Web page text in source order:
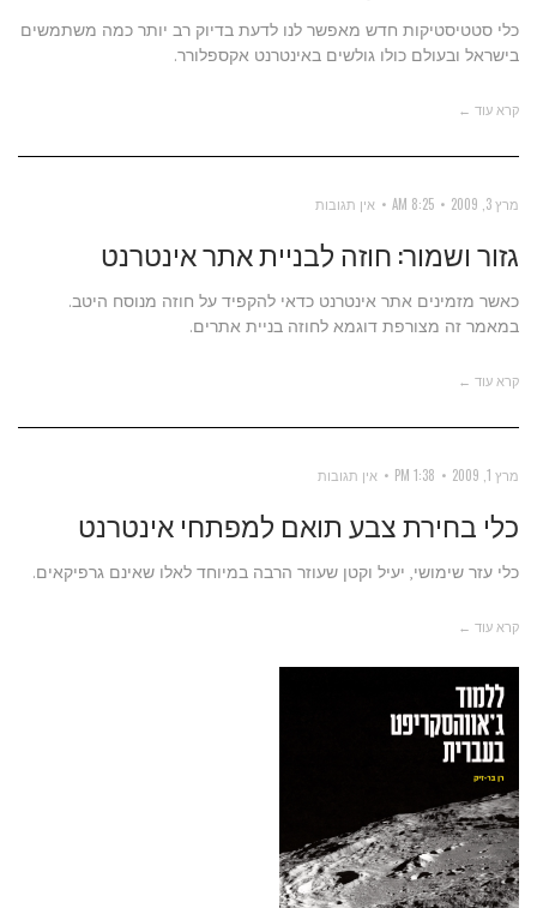
כלי סטטיסטיקות חדש מאפשר לנו לדעת בדיוק רב יותר כמה משתמשים
בישראל ובעולם כולו גולשים באינטרנט אקספלורר.
קרא עוד ←
מרץ 3, 2009 8:25 AM אין תגובות
גזור ושמור: חוזה לבניית אתר אינטרנט
כאשר מזמינים אתר אינטרנט כדאי להקפיד על חוזה מנוסח היטב.
במאמר זה מצורפת דוגמא לחוזה בניית אתרים.
קרא עוד ←
מרץ 1, 2009 1:38 PM אין תגובות
כלי בחירת צבע תואם למפתחי אינטרנט
כלי עזר שימושי, יעיל וקטן שעוזר הרבה במיוחד לאלו שאינם גרפיקאים.
קרא עוד ←